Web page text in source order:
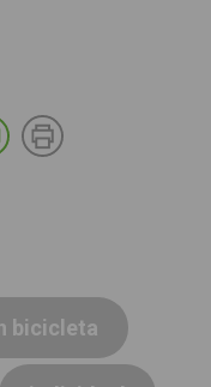
en Google Plus
en Pinterest
Compartir por E-
bicicleta